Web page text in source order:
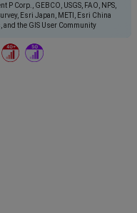
Corp., GEBCO, USGS, FAO, NPS,
Esri Japan, METI, Esri China
the GIS User Community